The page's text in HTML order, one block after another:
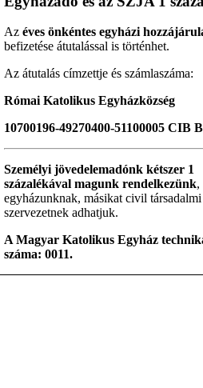
Az éves önkéntes egyházi
befizetése átutalással is történhet.
Az átutalás címzettje és számlaszáma:
Római Katolikus Egyházközség
10700196-49270400-51100005 CIB
Személyi jövedelemadónk kétszer 1
százalékával magunk rendelkezünk,
egyházunknak, másikat civil társadalmi
szervezetnek adhatjuk.
A Magyar Katolikus Egyház
száma: 0011.